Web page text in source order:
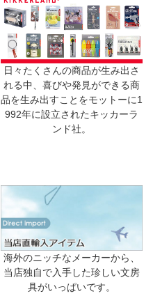
日々たくさんの商品が生み出さ
れる中、喜びや発見ができる商
品を生み出すことをモットーに1
992年に設立されたキッカーラ
ンド社。
海外のニッチなメーカーから、
当店独自で入手した珍しい文房
具がいっぱいです。